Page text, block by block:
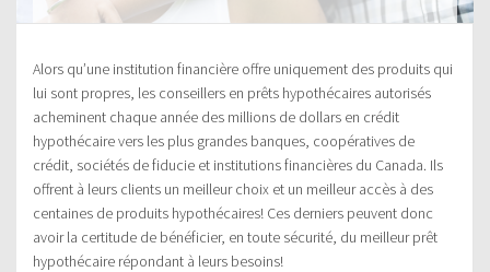
Alors qu’une institution financière offre uniquement des produits qui
lui sont propres, les conseillers en prêts hypothécaires autorisés
acheminent chaque année des millions de dollars en crédit
hypothécaire vers les plus grandes banques, coopératives de
crédit, sociétés de fiducie et institutions financières du Canada. Ils
offrent à leurs clients un meilleur choix et un meilleur accès à des
centaines de produits hypothécaires! Ces derniers peuvent donc
avoir la certitude de bénéficier, en toute sécurité, du meilleur prêt
hypothécaire répondant à leurs besoins!